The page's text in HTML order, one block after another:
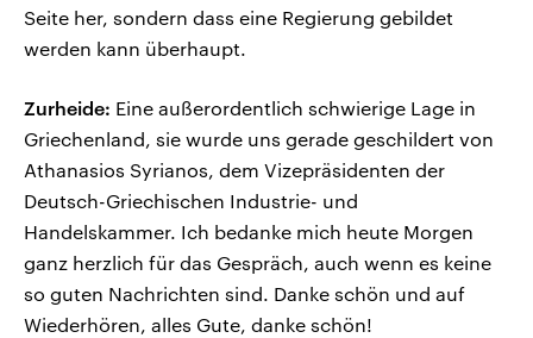
Seite her, sondern dass eine Regierung gebildet
werden kann überhaupt.
Zurheide: Eine außerordentlich schwierige Lage in
Griechenland, sie wurde uns gerade geschildert von
Athanasios Syrianos, dem Vizepräsidenten der
Deutsch-Griechischen Industrie- und
Handelskammer. Ich bedanke mich heute Morgen
ganz herzlich für das Gespräch, auch wenn es keine
so guten Nachrichten sind. Danke schön und auf
Wiederhören, alles Gute, danke schön!